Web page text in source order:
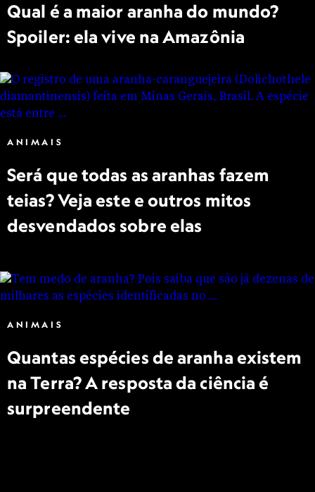
Qual é a maior aranha do mundo?
Spoiler: ela vive na Amazônia
ANIMAIS
Será que todas as aranhas fazem
teias? Veja este e outros mitos
desvendados sobre elas
ANIMAIS
Quantas espécies de aranha existem
na Terra? A resposta da ciência é
surpreendente